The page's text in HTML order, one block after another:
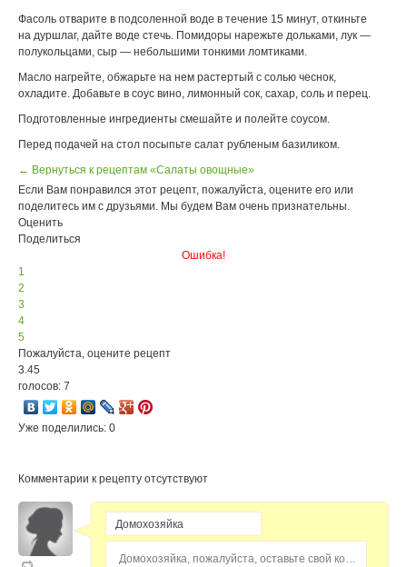
Фасоль отварите в подсоленной воде в течение 15 минут, откиньте
на дуршлаг, дайте воде стечь. Помидоры нарежьте дольками, лук —
полукольцами, сыр — небольшими тонкими ломтиками.
Масло нагрейте, обжарьте на нем растертый с солью чеснок,
охладите. Добавьте в соус вино, лимонный сок, сахар, соль и перец.
Подготовленные ингредиенты смешайте и полейте соусом.
Перед подачей на стол посыпьте салат рубленым базиликом.
← Вернуться к рецептам «Салаты овощные»
Если Вам понравился этот рецепт, пожалуйста, оцените его или
поделитесь им с друзьями. Мы будем Вам очень признательны.
Оценить
Поделиться
Ошибка!
1
2
3
4
5
Пожалуйста, оцените рецепт
3.45
голосов: 7
Уже поделились: 0
Комментарии к рецепту отсутствуют
Домохозяйка, пожалуйста, оставьте свой комментарий...